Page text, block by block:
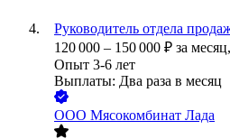
Руководитель отдела
120 000 – 150 000 ₽ за месяц,
Опыт 3-6 лет
Выплаты: Два раза в месяц
ООО Мясокомбинат Лада